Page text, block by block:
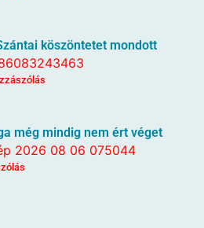
köszöntetet mondott
még mindig nem ért véget